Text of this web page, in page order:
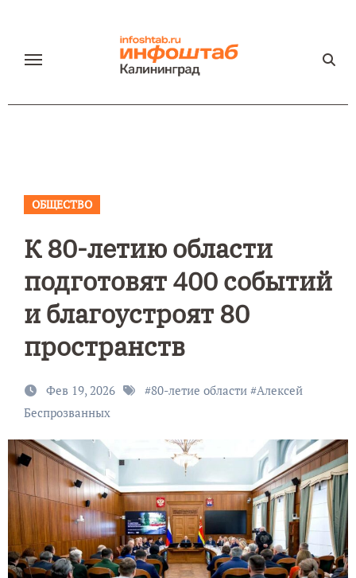
содержанию
ОБЩЕСТВО
К 80-летию области
подготовят 400 событий
и благоустроят 80
пространств
Фев 19, 2026 #80-летие области#Алексей
Беспрозванных